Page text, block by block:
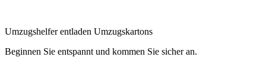
Umzugshelfer entladen Umzugskartons
Beginnen Sie entspannt und kommen Sie sicher an.